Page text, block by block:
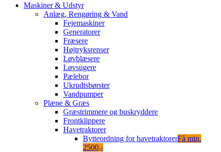
Maskiner & Udstyr
Anlæg, Rengøring & Vand
Fejemaskiner
Generatorer
Fræsere
Højtryksrenser
Løvblæsere
Løvsugere
Pælebor
Ukrudtsbørster
Vandpumper
Plæne & Græs
Græstrimmere og buskryddere
Frontklippere
Havetraktorer
Bytteordning for havetraktorerFå min.
2500,-